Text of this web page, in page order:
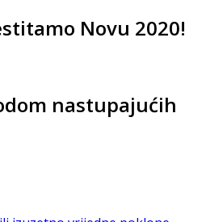
Novu 2020!
nastupajućih